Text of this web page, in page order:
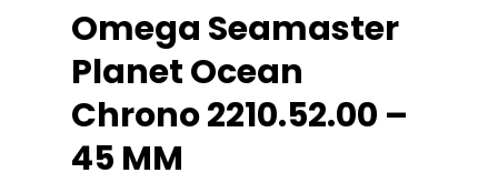
Omega Seamaster
Planet Ocean
Chrono 2210.52.00 –
45 MM